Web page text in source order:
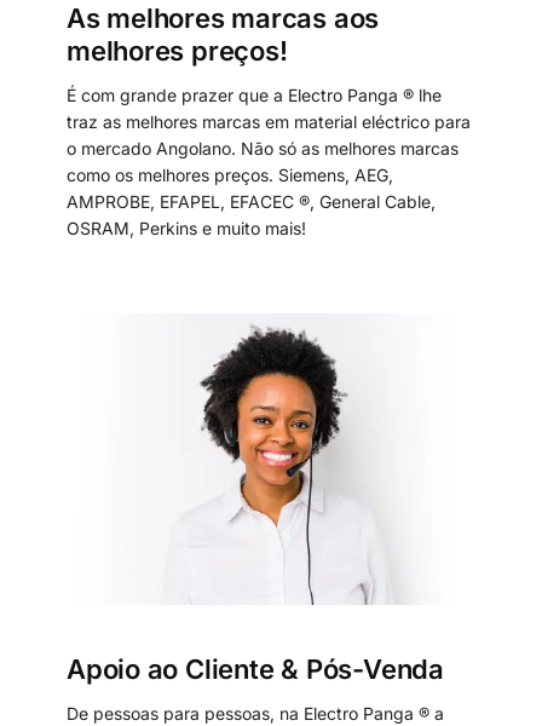
As melhores marcas aos
melhores preços!
É com grande prazer que a Electro Panga ® lhe
traz as melhores marcas em material eléctrico para
o mercado Angolano. Não só as melhores marcas
como os melhores preços. Siemens, AEG,
AMPROBE, EFAPEL, EFACEC ®, General Cable,
OSRAM, Perkins e muito mais!
Apoio ao Cliente & Pós-Venda
De pessoas para pessoas, na Electro Panga ® a